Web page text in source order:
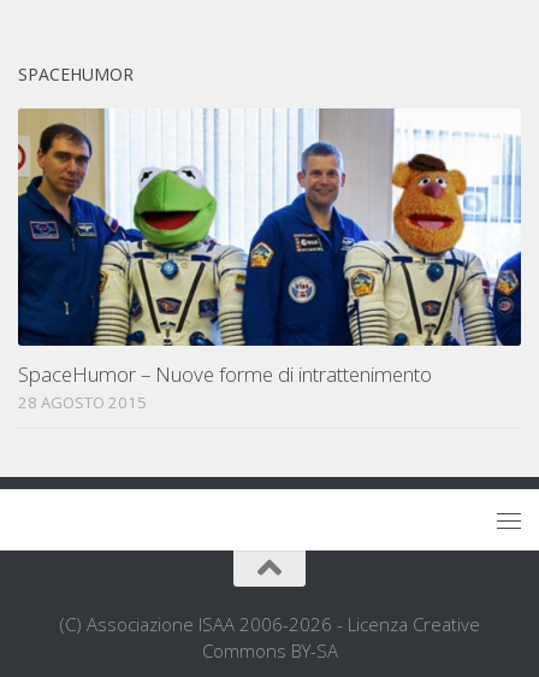
SPACEHUMOR
SpaceHumor – Nuove forme di intrattenimento
28 AGOSTO 2015
(C) Associazione ISAA 2006-2026 - Licenza Creative
Commons BY-SA